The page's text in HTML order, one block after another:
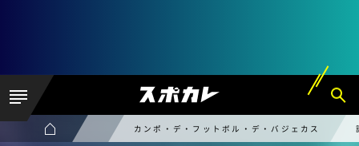
カンポ・デ・フットボル・デ・バジェカス